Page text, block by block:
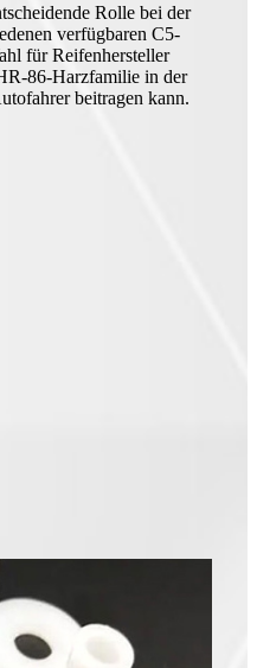
Rolle bei der
verfügbaren C5-
für Reifenhersteller
86-Harzfamilie in der
beitragen kann.